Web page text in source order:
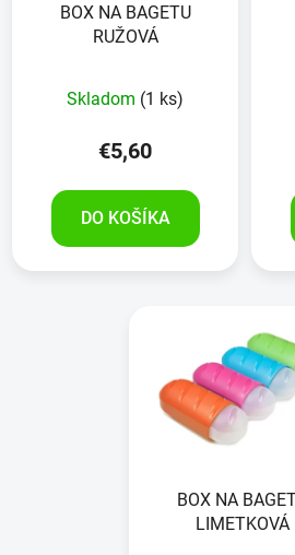
BOX NA BAGETU
RUŽOVÁ
Skladom (1 ks)
€5,60
DO KOŠÍKA
BOX NA
LIMETKOVÁ